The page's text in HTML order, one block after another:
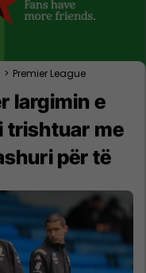
> Premier League
largimin e
trishtuar me
për të